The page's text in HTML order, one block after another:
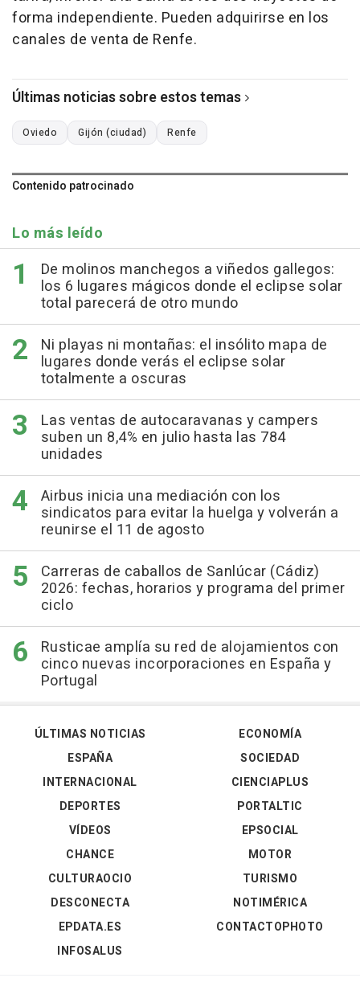
forma independiente. Pueden adquirirse en los
canales de venta de Renfe.
Últimas noticias sobre estos temas
Oviedo Gijón (ciudad) Renfe
Contenido patrocinado
Lo más leído
De molinos manchegos a viñedos gallegos:
los 6 lugares mágicos donde el eclipse solar
total parecerá de otro mundo
Ni playas ni montañas: el insólito mapa de
lugares donde verás el eclipse solar
totalmente a oscuras
Las ventas de autocaravanas y campers
suben un 8,4% en julio hasta las 784
unidades
Airbus inicia una mediación con los
sindicatos para evitar la huelga y volverán a
reunirse el 11 de agosto
Carreras de caballos de Sanlúcar (Cádiz)
2026: fechas, horarios y programa del primer
ciclo
Rusticae amplía su red de alojamientos con
cinco nuevas incorporaciones en España y
Portugal
ÚLTIMAS NOTICIAS
ESPAÑA
INTERNACIONAL
DEPORTES
VÍDEOS
ECONOMÍA
SOCIEDAD
CIENCIAPLUS
PORTALTIC
EPSOCIAL
CHANCE
CULTURAOCIO
DESCONECTA
EPDATA.ES
INFOSALUS
MOTOR
TURISMO
NOTIMÉRICA
CONTACTOPHOTO